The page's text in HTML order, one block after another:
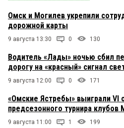
Омск и Могилев укрепили
дорожной карты
9 августа 13:30 0 130
Водитель «Лады» ночью сбил
дорогу на «красный» сигнал
9 августа 12:00 0 171
«Омские Ястребы» выиграли
предсезонного турнира клубов
9 августа 11:00 1 199